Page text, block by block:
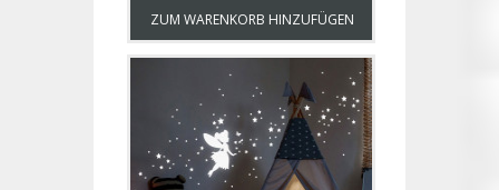
ZUM WARENKORB HINZUFÜGEN